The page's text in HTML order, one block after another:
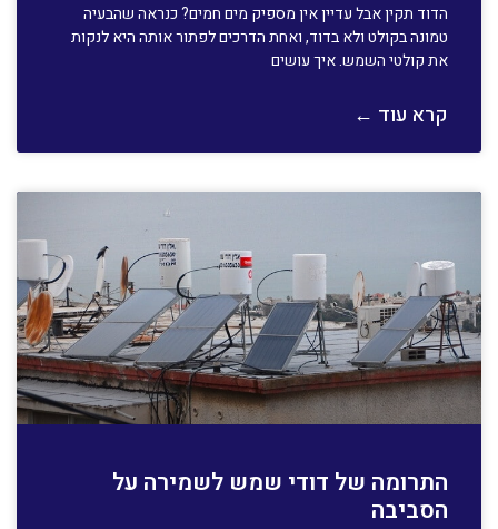
הדוד תקין אבל עדיין אין מספיק מים חמים? כנראה שהבעיה
טמונה בקולט ולא בדוד, ואחת הדרכים לפתור אותה היא לנקות
את קולטי השמש. איך עושים
קרא עוד ←
התרומה של דודי שמש לשמירה על
הסביבה